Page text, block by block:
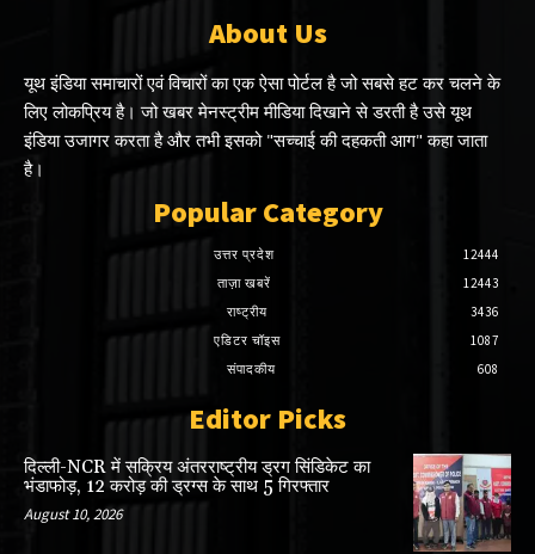
About Us
यूथ इंडिया समाचारों एवं विचारों का एक ऐसा पोर्टल है जो सबसे हट कर चलने के
लिए लोकप्रिय है। जो खबर मेनस्ट्रीम मीडिया दिखाने से डरती है उसे यूथ
इंडिया उजागर करता है और तभी इसको "सच्चाई की दहकती आग" कहा जाता
है।
Popular Category
उत्तर प्रदेश
12444
ताज़ा खबरें
12443
राष्ट्रीय
3436
एडिटर चॉइस
1087
संपादकीय
608
Editor Picks
दिल्ली-NCR में सक्रिय अंतरराष्ट्रीय ड्रग सिंडिकेट का
भंडाफोड़, 12 करोड़ की ड्रग्स के साथ 5 गिरफ्तार
August 10, 2026